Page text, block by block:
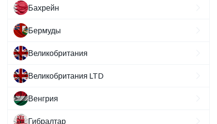
Бахрейн
Бермуды
Великобритания
Великобритания LTD
Венгрия
Гибралтар